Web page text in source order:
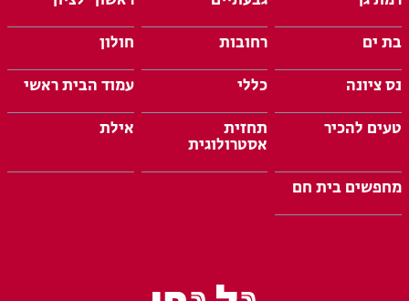
בת ים
רחובות
חולון
נס ציונה
כללי
עמוד הבית ראשי
טעים להכיר
תחזית
אסטרולוגית
אילת
מחפשים בית חם